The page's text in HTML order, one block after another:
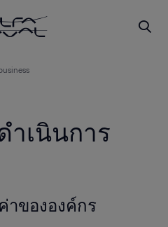
ำเนินการ
ขององค์กร